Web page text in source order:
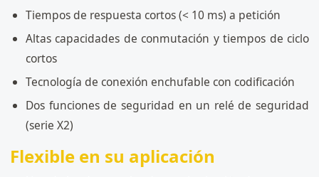
Tiempos de respuesta cortos (< 10 ms) a petición
Altas capacidades de conmutación y tiempos de ciclo
cortos
Tecnología de conexión enchufable con codificación
Dos funciones de seguridad en un relé de seguridad
(serie X2)
Flexible en su aplicación